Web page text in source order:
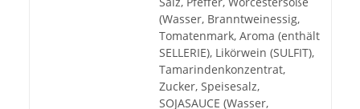
(Wasser, Branntweinessig,
Tomatenmark, Aroma (enthält
SELLERIE), Likörwein (SULFIT),
Tamarindenkonzentrat,
Zucker, Speisesalz,
SOJASAUCE (Wasser,